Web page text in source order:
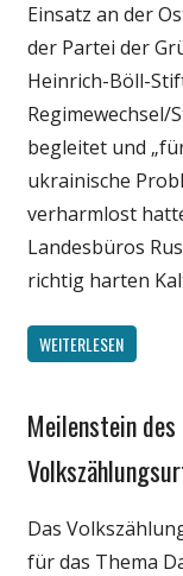
Medien
Politik
Webfundstück
Wirtschaft
Wissenschaft
Einsatz an der
der Partei der
Heinrich-Böll-
Regimewechsel/
begleitet und
ukrainische
verharmlost
Landesbüros
richtig harten
WEITERLESEN
Gesellschaft
Politik
Wirtschaft
Meilenstein des
Das
für das Thema